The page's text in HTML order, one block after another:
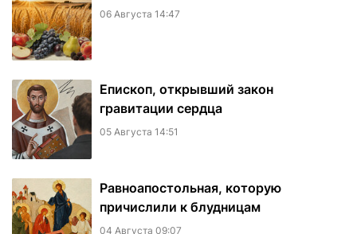
06 Августа 14:47
Епископ, открывший закон
гравитации сердца
05 Августа 14:51
Равноапостольная, которую
причислили к блудницам
04 Августа 09:07